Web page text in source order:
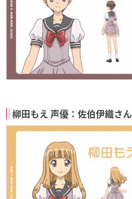
柳田もえ 声優：佐伯伊織さん